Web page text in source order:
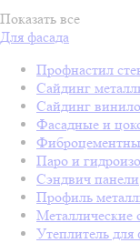
Показать все
Для фасада
Профнастил
Сайдинг
Сайдинг
Фасадные и
Паро и
Сэндвич панели
Профиль
Металлические
Утеплитель для